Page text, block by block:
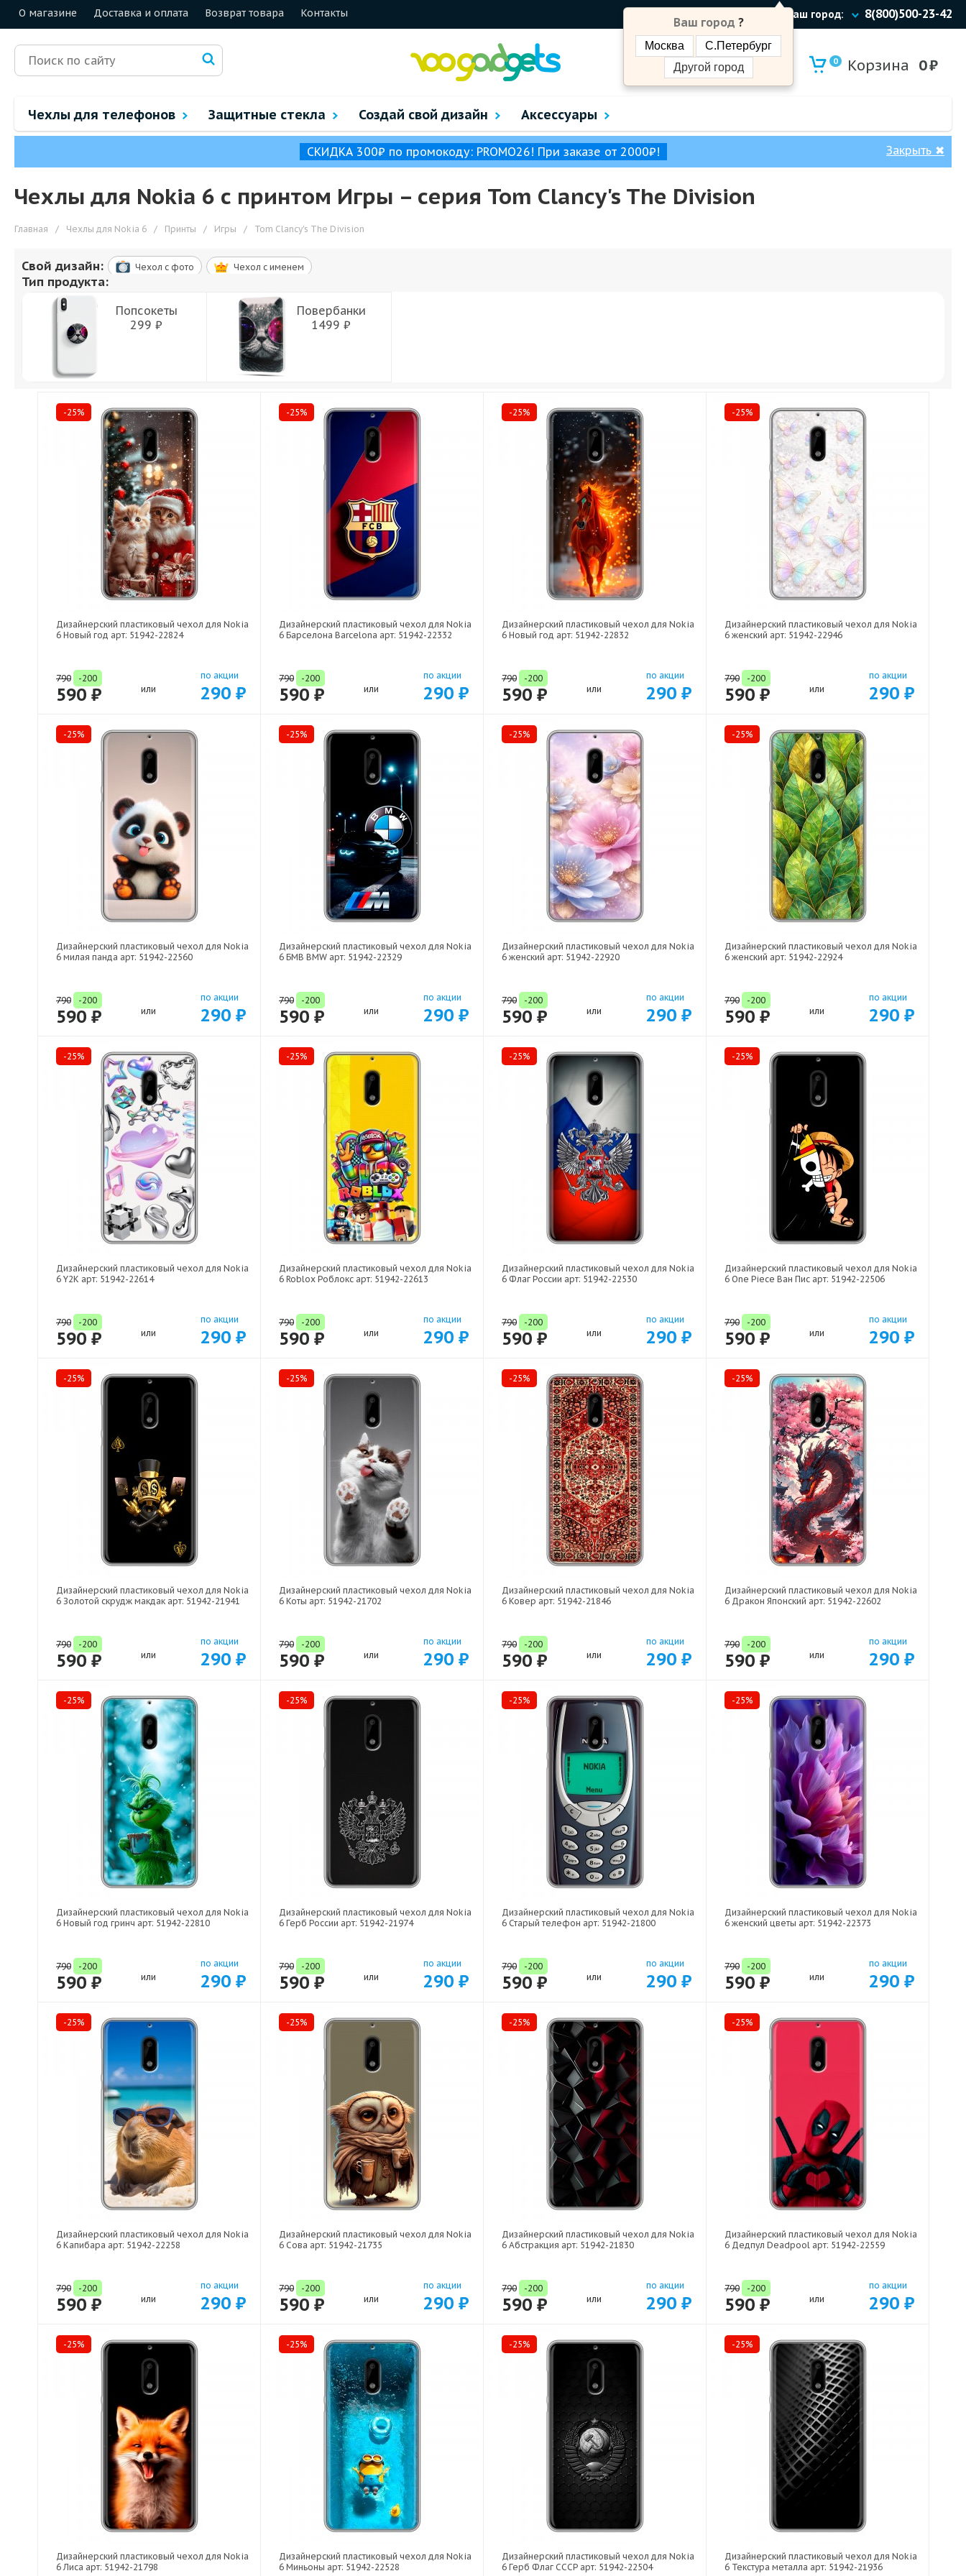
О магазине Доставка и оплата Возврат товара Контакты Ваш город:
Ваш город ?
Москва
С.Петербург
Другой город
8(800)500-23-42
0 Корзина 0₽
Чехлы для телефонов Защитные стекла Создай свой дизайн Аксессуары
СКИДКА 300₽ по промокоду: PROMO26! При заказе от 2000₽! Закрыть ✖
Чехлы для Nokia 6 с принтом Игры – cерия Tom Clancy's The Division
Главная / Чехлы для Nokia 6 / Принты / Игры / Tom Clancy's The Division
Свой дизайн: Чехол c фото Чехол c именем
Тип продукта:
Попсокеты
299 ₽
Повербанки
1499 ₽
-25%
Дизайнерский пластиковый чехол для Nokia
6 Новый год арт: 51942-22824
790 -200
590 ₽ или
по акции
290 ₽
-25%
Дизайнерский пластиковый чехол для Nokia
6 Барселона Barcelona арт: 51942-22332
790 -200
590 ₽ или
по акции
290 ₽
-25%
Дизайнерский пластиковый чехол для Nokia
6 Новый год арт: 51942-22832
790 -200
590 ₽ или
по акции
290 ₽
-25%
Дизайнерский пластиковый чехол для Nokia
6 женский арт: 51942-22946
790 -200
590 ₽ или
по акции
290 ₽
-25%
Дизайнерский пластиковый чехол для Nokia
6 милая панда арт: 51942-22560
790 -200
590 ₽ или
по акции
290 ₽
-25%
Дизайнерский пластиковый чехол для Nokia
6 БМВ BMW арт: 51942-22329
790 -200
590 ₽ или
по акции
290 ₽
-25%
Дизайнерский пластиковый чехол для Nokia
6 женский арт: 51942-22920
790 -200
590 ₽ или
по акции
290 ₽
-25%
Дизайнерский пластиковый чехол для Nokia
6 женский арт: 51942-22924
790 -200
590 ₽ или
по акции
290 ₽
-25%
Дизайнерский пластиковый чехол для Nokia
6 Y2K арт: 51942-22614
790 -200
590 ₽ или
по акции
290 ₽
-25%
Дизайнерский пластиковый чехол для Nokia
6 Roblox Роблокс арт: 51942-22613
790 -200
590 ₽ или
по акции
290 ₽
-25%
Дизайнерский пластиковый чехол для Nokia
6 Флаг России арт: 51942-22530
790 -200
590 ₽ или
по акции
290 ₽
-25%
Дизайнерский пластиковый чехол для Nokia
6 One Piece Ван Пис арт: 51942-22506
790 -200
590 ₽ или
по акции
290 ₽
-25%
Дизайнерский пластиковый чехол для Nokia
6 Золотой скрудж макдак арт: 51942-21941
790 -200
590 ₽ или
по акции
290 ₽
-25%
Дизайнерский пластиковый чехол для Nokia
6 Коты арт: 51942-21702
790 -200
590 ₽ или
по акции
290 ₽
-25%
Дизайнерский пластиковый чехол для Nokia
6 Ковер арт: 51942-21846
790 -200
590 ₽ или
по акции
290 ₽
-25%
Дизайнерский пластиковый чехол для Nokia
6 Дракон Японский арт: 51942-22602
790 -200
590 ₽ или
по акции
290 ₽
-25%
Дизайнерский пластиковый чехол для Nokia
6 Новый год гринч арт: 51942-22810
790 -200
590 ₽ или
по акции
290 ₽
-25%
Дизайнерский пластиковый чехол для Nokia
6 Герб России арт: 51942-21974
790 -200
590 ₽ или
по акции
290 ₽
-25%
Дизайнерский пластиковый чехол для Nokia
6 Старый телефон арт: 51942-21800
790 -200
590 ₽ или
по акции
290 ₽
-25%
Дизайнерский пластиковый чехол для Nokia
6 женский цветы арт: 51942-22373
790 -200
590 ₽ или
по акции
290 ₽
-25%
Дизайнерский пластиковый чехол для Nokia
6 Капибара арт: 51942-22258
790 -200
590 ₽ или
по акции
290 ₽
-25%
Дизайнерский пластиковый чехол для Nokia
6 Сова арт: 51942-21735
790 -200
590 ₽ или
по акции
290 ₽
-25%
Дизайнерский пластиковый чехол для Nokia
6 Абстракция арт: 51942-21830
790 -200
590 ₽ или
по акции
290 ₽
-25%
Дизайнерский пластиковый чехол для Nokia
6 Дедпул Deadpool арт: 51942-22559
790 -200
590 ₽ или
по акции
290 ₽
-25%
Дизайнерский пластиковый чехол для Nokia
6 Лиса арт: 51942-21798
-25%
Дизайнерский пластиковый чехол для Nokia
6 Миньоны арт: 51942-22528
-25%
Дизайнерский пластиковый чехол для Nokia
6 Герб Флаг СССР арт: 51942-22504
-25%
Дизайнерский пластиковый чехол для Nokia
6 Текстура металла арт: 51942-21936